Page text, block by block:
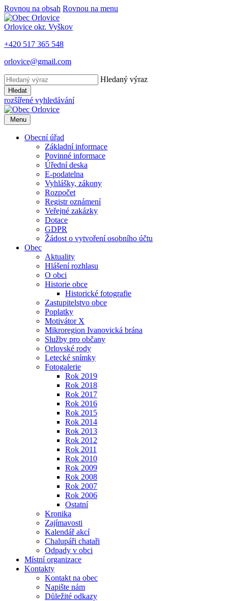
Rovnou na obsah Rovnou na menu
Orlovice okr. Vyškov
+420 517 365 548
orlovice@gmail.com
Hledaný výraz
Hledat
rozšířené vyhledávání
Menu
Obecní úřad
Základní informace
Povinné informace
Úřední deska
E-podatelna
Vyhlášky, zákony
Rozpočet
Registr oznámení
Veřejné zakázky
Dotace
GDPR
Žádost o vytvoření osobního účtu
Obec
Aktuality
Hlášení rozhlasu
O obci
Historie obce
Historické fotografie
Zastupitelstvo obce
Poplatky
Motivátor X
Mikroregion Ivanovická brána
Služby pro občany
Orlovské rody
Letecké snímky
Fotogalerie
Rok 2019
Rok 2018
Rok 2017
Rok 2016
Rok 2015
Rok 2014
Rok 2013
Rok 2012
Rok 2011
Rok 2010
Rok 2009
Rok 2008
Rok 2007
Rok 2006
Ostatní
Kronika
Zajímavosti
Kalendář akcí
Chalupáři chataři
Odpady v obci
Místní organizace
Kontakty
Kontakt na obec
Napište nám
Důležité odkazy